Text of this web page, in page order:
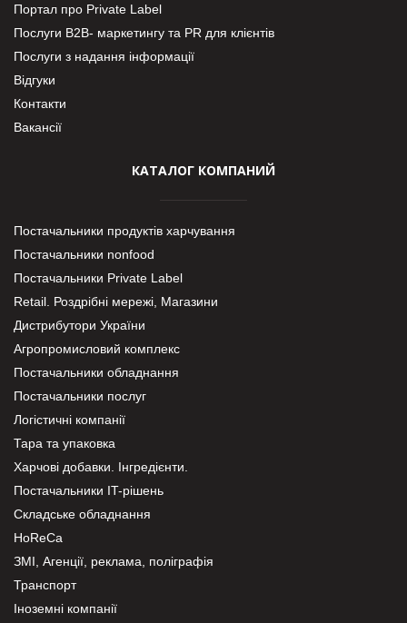
Портал про Private Label
Послуги В2В- маркетингу та PR для клієнтів
Послуги з надання інформації
Відгуки
Контакти
Вакансії
КАТАЛОГ КОМПАНИЙ
Постачальники продуктів харчування
Постачальники nonfood
Постачальники Private Label
Retail. Роздрібні мережі, Магазини
Дистрибутори України
Агропромисловий комплекс
Постачальники обладнання
Постачальники послуг
Логістичні компанії
Тара та упаковка
Харчові добавки. Інгредієнти.
Постачальники IT-рішень
Складське обладнання
HoReCa
ЗМІ, Агенції, реклама, поліграфія
Транспорт
Іноземні компанії